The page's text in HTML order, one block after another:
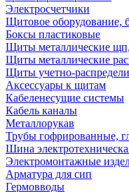
Электросчетчики
Щитовое оборудование,
Боксы пластиковые
Щиты металлические
Щиты металлические
Щиты учетно-
Аксессуары к щитам
Кабеленесущие системы
Кабель каналы
Металлорукав
Трубы гофрированные,
Шина
Электромонтажные
Арматура для сип
Гермовводы